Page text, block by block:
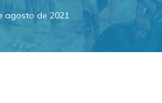
agosto de 2021